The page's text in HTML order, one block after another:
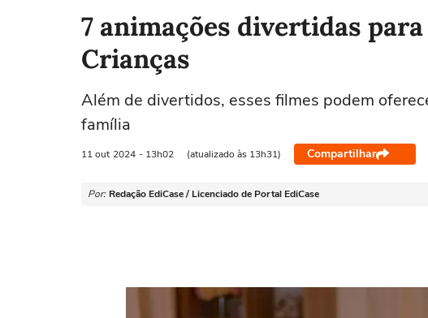
7 animações divertidas
Crianças
Além de divertidos, esses filmes podem
família
11 out 2024 - 13h02 (atualizado às 13h31) Compartilhar
Por: Redação EdiCase / Licenciado de Portal EdiCase